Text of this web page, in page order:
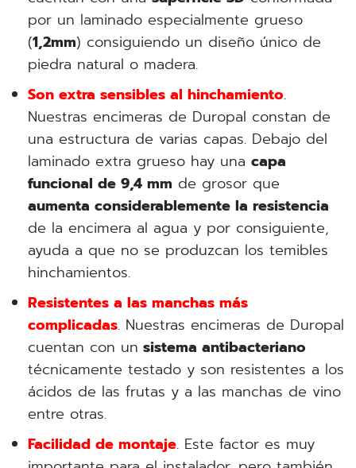
por un laminado especialmente grueso
(1,2mm) consiguiendo un diseño único de
piedra natural o madera.
Son extra sensibles al hinchamiento.
Nuestras encimeras de Duropal constan de
una estructura de varias capas. Debajo del
laminado extra grueso hay una capa
funcional de 9,4 mm de grosor que
aumenta considerablemente la resistencia
de la encimera al agua y por consiguiente,
ayuda a que no se produzcan los temibles
hinchamientos.
Resistentes a las manchas más
complicadas. Nuestras encimeras de Duropal
cuentan con un sistema antibacteriano
técnicamente testado y son resistentes a los
ácidos de las frutas y a las manchas de vino
entre otras.
Facilidad de montaje. Este factor es muy